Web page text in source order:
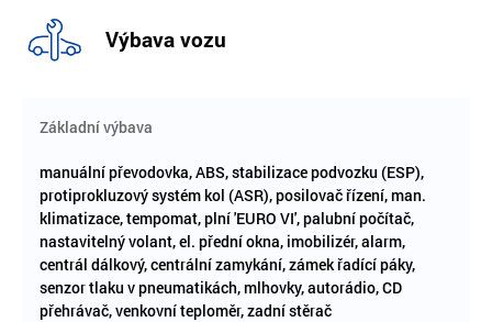
Výbava vozu
Základní výbava
manuální převodovka, ABS, stabilizace podvozku (ESP),
protiprokluzový systém kol (ASR), posilovač řízení, man.
klimatizace, tempomat, plní 'EURO VI', palubní počítač,
nastavitelný volant, el. přední okna, imobilizér, alarm,
centrál dálkový, centrální zamykání, zámek řadící páky,
senzor tlaku v pneumatikách, mlhovky, autorádio, CD
přehrávač, venkovní teploměr, zadní stěrač